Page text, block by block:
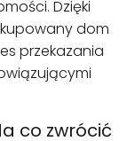
Dzięki
dom
przekazania
co zwrócić